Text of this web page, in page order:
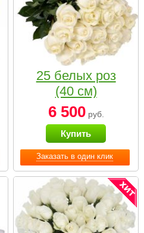
Заказать в один клик
25 белых роз
(40 см)
6 500руб.
Купить